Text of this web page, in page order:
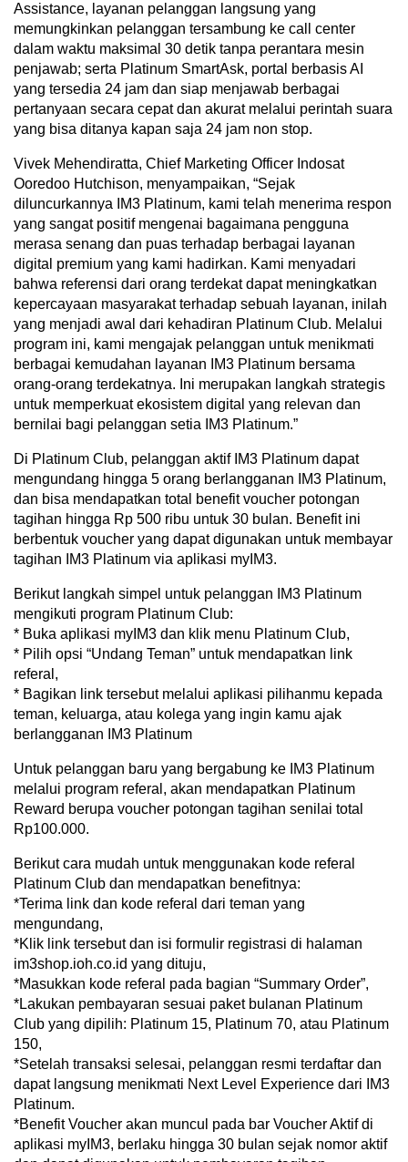
Assistance, layanan pelanggan langsung yang
memungkinkan pelanggan tersambung ke call center
dalam waktu maksimal 30 detik tanpa perantara mesin
penjawab; serta Platinum SmartAsk, portal berbasis AI
yang tersedia 24 jam dan siap menjawab berbagai
pertanyaan secara cepat dan akurat melalui perintah suara
yang bisa ditanya kapan saja 24 jam non stop.
Vivek Mehendiratta, Chief Marketing Officer Indosat
Ooredoo Hutchison, menyampaikan, “Sejak
diluncurkannya IM3 Platinum, kami telah menerima respon
yang sangat positif mengenai bagaimana pengguna
merasa senang dan puas terhadap berbagai layanan
digital premium yang kami hadirkan. Kami menyadari
bahwa referensi dari orang terdekat dapat meningkatkan
kepercayaan masyarakat terhadap sebuah layanan, inilah
yang menjadi awal dari kehadiran Platinum Club. Melalui
program ini, kami mengajak pelanggan untuk menikmati
berbagai kemudahan layanan IM3 Platinum bersama
orang-orang terdekatnya. Ini merupakan langkah strategis
untuk memperkuat ekosistem digital yang relevan dan
bernilai bagi pelanggan setia IM3 Platinum.”
Di Platinum Club, pelanggan aktif IM3 Platinum dapat
mengundang hingga 5 orang berlangganan IM3 Platinum,
dan bisa mendapatkan total benefit voucher potongan
tagihan hingga Rp 500 ribu untuk 30 bulan. Benefit ini
berbentuk voucher yang dapat digunakan untuk membayar
tagihan IM3 Platinum via aplikasi myIM3.
Berikut langkah simpel untuk pelanggan IM3 Platinum
mengikuti program Platinum Club:
* Buka aplikasi myIM3 dan klik menu Platinum Club,
* Pilih opsi “Undang Teman” untuk mendapatkan link
referal,
* Bagikan link tersebut melalui aplikasi pilihanmu kepada
teman, keluarga, atau kolega yang ingin kamu ajak
berlangganan IM3 Platinum
Untuk pelanggan baru yang bergabung ke IM3 Platinum
melalui program referal, akan mendapatkan Platinum
Reward berupa voucher potongan tagihan senilai total
Rp100.000.
Berikut cara mudah untuk menggunakan kode referal
Platinum Club dan mendapatkan benefitnya:
*Terima link dan kode referal dari teman yang
mengundang,
*Klik link tersebut dan isi formulir registrasi di halaman
im3shop.ioh.co.id yang dituju,
*Masukkan kode referal pada bagian “Summary Order”,
*Lakukan pembayaran sesuai paket bulanan Platinum
Club yang dipilih: Platinum 15, Platinum 70, atau Platinum
150,
*Setelah transaksi selesai, pelanggan resmi terdaftar dan
dapat langsung menikmati Next Level Experience dari IM3
Platinum.
*Benefit Voucher akan muncul pada bar Voucher Aktif di
aplikasi myIM3, berlaku hingga 30 bulan sejak nomor aktif